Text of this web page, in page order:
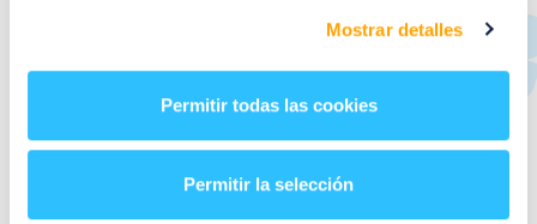
Mostrar detalles
Permitir todas las cookies
Permitir la selección
restaurantes de Puerto Venecia. Descubre las mejores
restaurantes de la ciudad de Zaragoza y disfruta